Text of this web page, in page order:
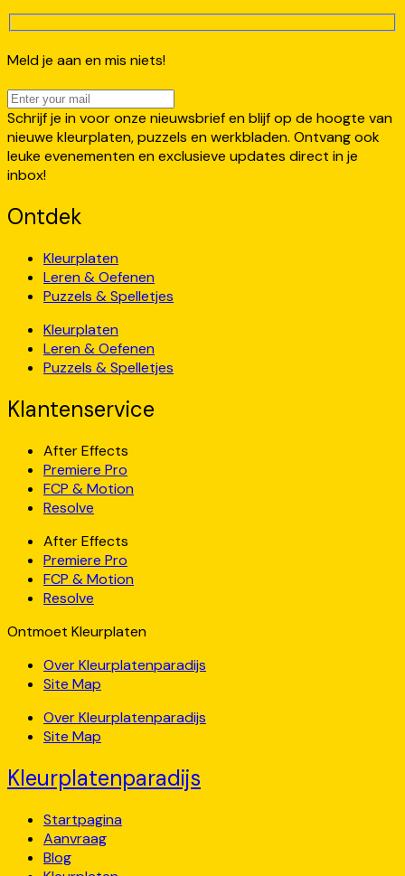
Meld je aan en mis niets!
Schrijf je in voor onze nieuwsbrief en blijf op de hoogte van
nieuwe kleurplaten, puzzels en werkbladen. Ontvang ook
leuke evenementen en exclusieve updates direct in je
inbox!
Ontdek
Kleurplaten
Leren & Oefenen
Puzzels & Spelletjes
Kleurplaten
Leren & Oefenen
Puzzels & Spelletjes
Klantenservice
After Effects
Premiere Pro
FCP & Motion
Resolve
After Effects
Premiere Pro
FCP & Motion
Resolve
Ontmoet Kleurplaten
Over Kleurplatenparadijs
Site Map
Over Kleurplatenparadijs
Site Map
Kleurplatenparadijs
Startpagina
Aanvraag
Blog